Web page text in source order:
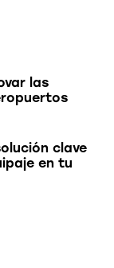
las
clave
en tu